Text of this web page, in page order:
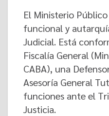
El Ministerio
funcional y
Judicial. Está
Fiscalía General
CABA), una
Asesoría General
funciones ante el
Justicia.